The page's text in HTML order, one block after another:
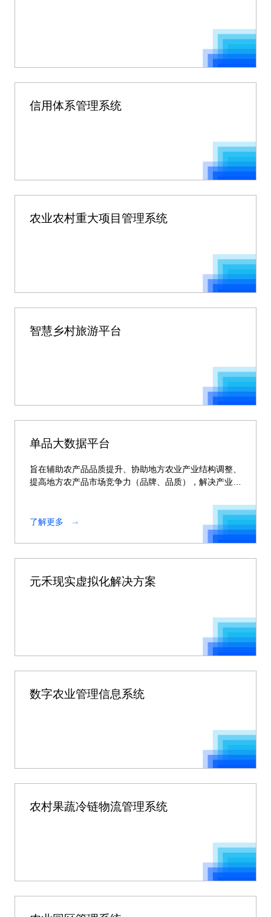
信用体系管理系统
农业农村重大项目管理系统
智慧乡村旅游平台
单品大数据平台
旨在辅助农产品品质提升、协助地方农业产业结构调整、
提高地方农产品市场竞争力（品牌、品质），解决产业供
了解更多
元禾现实虚拟化解决方案
数字农业管理信息系统
农村果蔬冷链物流管理系统